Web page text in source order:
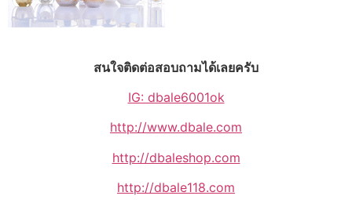
สนใจติดต่อสอบถามได้เลยครับ
IG: dbale6001ok
http://www.dbale.com
http://dbaleshop.com
http://dbale118.com